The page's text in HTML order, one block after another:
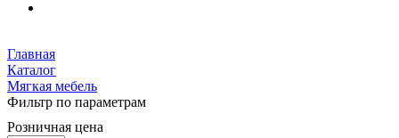
Главная
Каталог
Мягкая мебель
Фильтр по параметрам
Розничная цена